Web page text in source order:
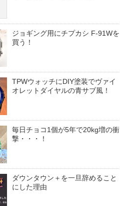
ジョギング用にチプカシ F-91Wを
買う！
TPWウォッチにDIY塗装でヴァイ
オレットダイヤルの青サブ風！
毎日チョコ1個が5年で20kg増の衝
撃・・・！
ダウンタウン＋を一旦辞めること
にした理由